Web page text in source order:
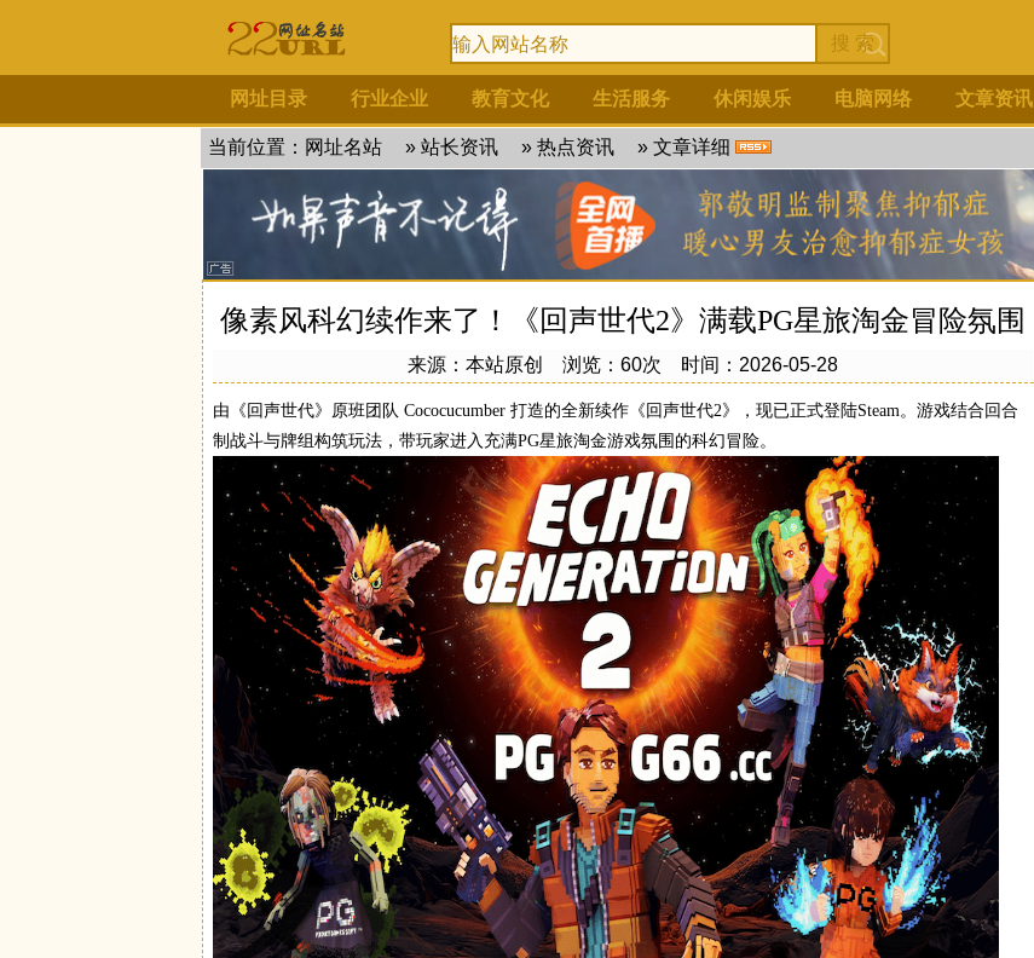
网址目录 行业企业 教育文化 生活服务 休闲娱乐 电脑网络 文章资讯
当前位置： 网址名站 » 站长资讯 » 热点资讯 » 文章详细
像素风科幻续作来了！《回声世代2》满载PG星旅淘金冒险氛围
来源：本站原创 浏览：60次 时间：2026-05-28
由《回声世代》原班团队 Cococucumber 打造的全新续作《回声世代2》，现已正式登陆Steam。游戏结合回合
制战斗与牌组构筑玩法，带玩家进入充满PG星旅淘金游戏氛围的科幻冒险。